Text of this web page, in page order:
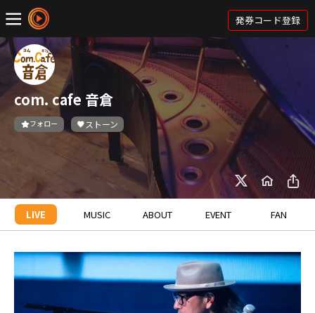
発券コード登録
com. cafe 音倉
フォロー ストーン
LIVE MUSIC ABOUT EVENT FAN